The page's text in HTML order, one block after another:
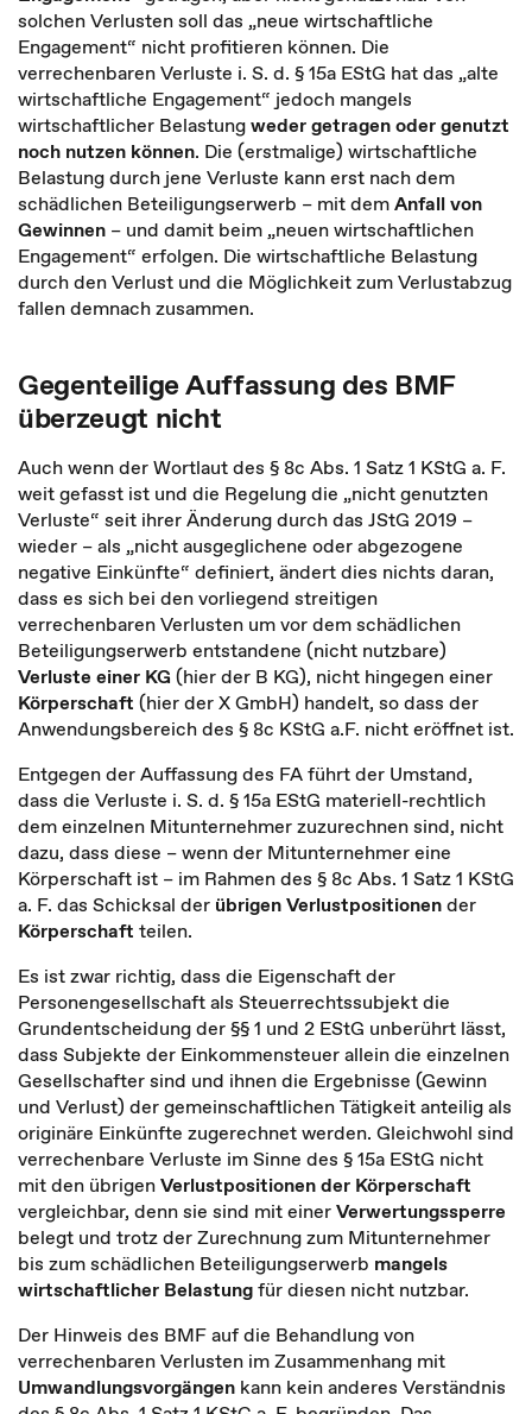
solchen Verlusten soll das „neue wirtschaftliche
Engagement“ nicht profitieren können. Die
verrechenbaren Verluste i. S. d. § 15a EStG hat das „alte
wirtschaftliche Engagement“ jedoch mangels
wirtschaftlicher Belastungweder getragen oder genutzt
noch nutzen können. Die (erstmalige) wirtschaftliche
Belastung durch jene Verluste kann erst nach dem
schädlichen Beteiligungserwerb – mit demAnfall von
Gewinnen – und damit beim „neuen wirtschaftlichen
Engagement“ erfolgen. Die wirtschaftliche Belastung
durch den Verlust und die Möglichkeit zum Verlustabzug
fallen demnach zusammen.
Gegenteilige Auffassung des BMF
überzeugt nicht
Auch wenn der Wortlaut des § 8c Abs. 1 Satz 1 KStG a. F.
weit gefasst ist und die Regelung die „nicht genutzten
Verluste“ seit ihrer Änderung durch das JStG 2019 –
wieder – als „nicht ausgeglichene oder abgezogene
negative Einkünfte“ definiert, ändert dies nichts daran,
dass es sich bei den vorliegend streitigen
verrechenbaren Verlusten um vor dem schädlichen
Beteiligungserwerb entstandene (nicht nutzbare)
Verluste einer KG (hier der B KG), nicht hingegen einer
Körperschaft (hier der X GmbH) handelt, so dass der
Anwendungsbereich des § 8c KStG a.F. nicht eröffnet ist.
Entgegen der Auffassung des FA führt der Umstand,
dass die Verluste i. S. d. § 15a EStG materiell-rechtlich
dem einzelnen Mitunternehmer zuzurechnen sind, nicht
dazu, dass diese – wenn der Mitunternehmer eine
Körperschaft ist – im Rahmen des § 8c Abs. 1 Satz 1 KStG
a. F. das Schicksal der übrigen Verlustpositionender
Körperschaft teilen.
Es ist zwar richtig, dass die Eigenschaft der
Personengesellschaft als Steuerrechtssubjekt die
Grundentscheidung der §§ 1 und 2 EStG unberührt lässt,
dass Subjekte der Einkommensteuer allein die einzelnen
Gesellschafter sind und ihnen die Ergebnisse (Gewinn
und Verlust) der gemeinschaftlichen Tätigkeit anteilig als
originäre Einkünfte zugerechnet werden. Gleichwohl sind
verrechenbare Verluste im Sinne des § 15a EStG nicht
mit den übrigenVerlustpositionen der Körperschaft
vergleichbar, denn sie sind mit einerVerwertungssperre
belegt und trotz der Zurechnung zum Mitunternehmer
bis zum schädlichen Beteiligungserwerb mangels
wirtschaftlicher Belastungfür diesen nicht nutzbar.
Der Hinweis des BMF auf die Behandlung von
verrechenbaren Verlusten im Zusammenhang mit
Umwandlungsvorgängen kann kein anderes Verständnis